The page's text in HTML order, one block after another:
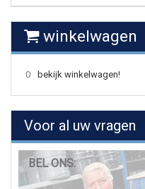
winkelwagen
0 bekijk winkelwagen!
Voor al uw vragen
BEL ONS: